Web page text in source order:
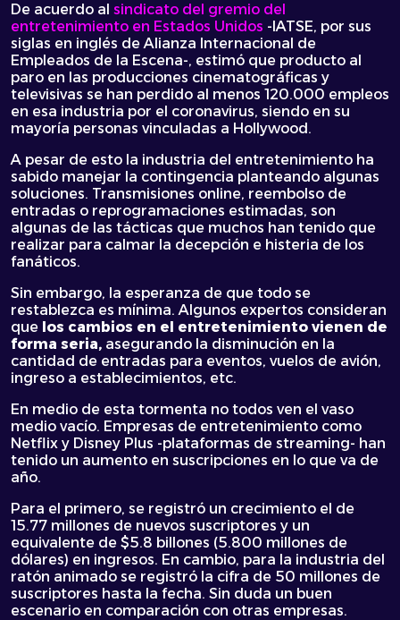
De acuerdo al sindicato del gremio del
entretenimiento en Estados Unidos -IATSE, por sus
siglas en inglés de Alianza Internacional de
Empleados de la Escena-, estimó que producto al
paro en las producciones cinematográficas y
televisivas se han perdido al menos 120.000 empleos
en esa industria por el coronavirus, siendo en su
mayoría personas vinculadas a Hollywood.
A pesar de esto la industria del entretenimiento ha
sabido manejar la contingencia planteando algunas
soluciones. Transmisiones online, reembolso de
entradas o reprogramaciones estimadas, son
algunas de las tácticas que muchos han tenido que
realizar para calmar la decepción e histeria de los
fanáticos.
Sin embargo, la esperanza de que todo se
restablezca es mínima. Algunos expertos consideran
que los cambios en el entretenimiento vienen de
forma seria, asegurando la disminución en la
cantidad de entradas para eventos, vuelos de avión,
ingreso a establecimientos, etc.
En medio de esta tormenta no todos ven el vaso
medio vacío. Empresas de entretenimiento como
Netflix y Disney Plus -plataformas de streaming- han
tenido un aumento en suscripciones en lo que va de
año.
Para el primero, se registró un crecimiento el de
15.77 millones de nuevos suscriptores y un
equivalente de $5.8 billones (5.800 millones de
dólares) en ingresos. En cambio, para la industria del
ratón animado se registró la cifra de 50 millones de
suscriptores hasta la fecha. Sin duda un buen
escenario en comparación con otras empresas.